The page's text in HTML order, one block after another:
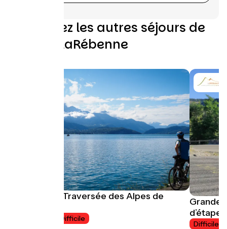
Découvrez les autres séjours de
Agence LaRébenne
La Grande Traversée des Alpes de
Difficile
Grande
d’étape
Difficile